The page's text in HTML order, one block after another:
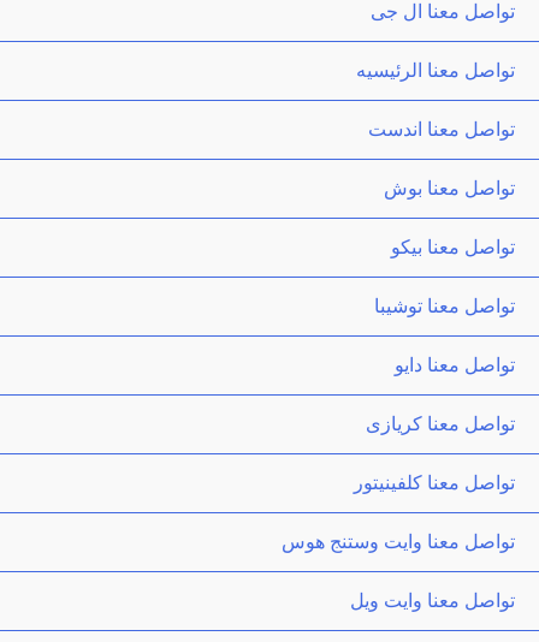
تواصل معنا ال جى
تواصل معنا الرئيسيه
تواصل معنا اندست
تواصل معنا بوش
تواصل معنا بيكو
تواصل معنا توشيبا
تواصل معنا دايو
تواصل معنا كريازى
تواصل معنا كلفينيتور
تواصل معنا وايت وستنج هوس
تواصل معنا وايت ويل